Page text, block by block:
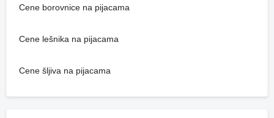
Cene borovnice na pijacama
Cene lešnika na pijacama
Cene šljiva na pijacama